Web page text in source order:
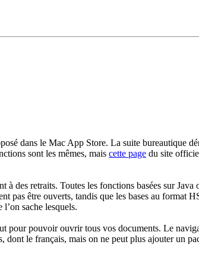
dans le Mac App Store. La suite bureautique
sont les mêmes, mais cette page du site
à des retraits. Toutes les fonctions basées sur Java
pas être ouverts, tandis que les bases au format
sache lesquels.
pour pouvoir ouvrir tous vos documents. Le
le français, mais on ne peut plus ajouter un